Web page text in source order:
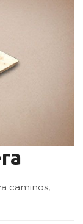
caminos,